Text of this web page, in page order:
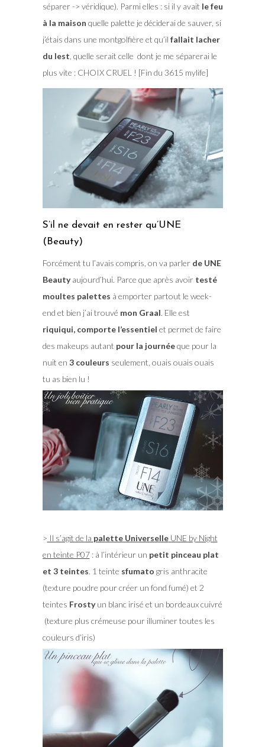
séparer -> véridique). Parmi elles : si il y avait le feu
à la maison quelle palette je déciderai de sauver, si
j’étais dans une montgolfière et qu’il fallait lacher
du lest , quelle serait celle dont je me séparerai le
plus vite : CHOIX CRUEL ! [Fin du 3615 mylife]
S’il ne devait en rester qu’UNE
(Beauty)
Forcément tu l’avais compris, on va parler de UNE
Beautyaujourd’hui. Parce que après avoir testé
moultes palettes à emporter partout le week-
end et bien j’ai trouvé mon Graal. Elle est
riquiqui, comporte l’essentiel et permet de faire
des makeups autant pour la journéeque pour la
nuit en 3 couleurs seulement, ouais ouais ouais
tu as bien lu !
> Il s’agit de la palette UniverselleUNE by Night
en teinte P07: à l’intérieur un petit pinceau plat
et 3 teintes. 1 teinte sfumato gris anthracite
(texture poudre pour créer un fond fumé) et 2
teintes Frostyun blanc irisé et un bordeaux cuivré
(texture plus crémeuse pour illuminer toutes les
couleurs d’iris)